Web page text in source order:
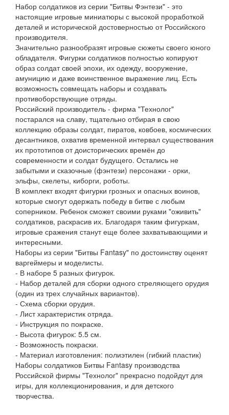
Набор солдатиков из серии "Битвы Фэнтези" - это
настоящие игровые миниатюры с высокой проработкой
деталей и исторической достоверностью от Российского
производителя.
Значительно разнообразят игровые сюжеты своего юного
обладателя. Фигурки солдатиков полностью копируют
образ солдат своей эпохи, их одежду, вооружение,
амуницию и даже воинственное выражение лиц. Есть
возможность совмещать наборы и создавать
противоборствующие отряды.
Российский производитель - фирма "Технолог"
постарался на славу, тщательно отбирая в свою
коллекцию образы солдат, пиратов, ковбоев, космических
десантников, охватив временной интервал существования
их прототипов от доисторических времён до
современности и солдат будущего. Остались не
забытыми и сказочные (фэнтези) персонажи - орки,
эльфы, скелеты, киборги, роботы.
В комплект входят фигурки грозных и опасных воинов,
которые смогут одержать победу в битве с любым
соперником. Ребенок сможет своими руками "оживить"
солдатиков, раскрасив их. Благодаря таким фигуркам,
игровые сражения станут еще более захватывающими и
интересными.
Наборы из серии "Битвы Fantasy" по достоинству оценят
варгеймеры и моделисты.
- В наборе 5 разных фигурок.
- Набор деталей для сборки одного стреляющего орудия
(один из трех случайных вариантов).
- Схема сборки орудия.
- Лист характеристик отряда.
- Инструкция по покраске.
- Высота фигурок: 5.5 см.
- Возможность покраски.
- Материал изготовления: полиэтилен (гибкий пластик)
Наборы солдатиков Битвы Fantasy производства
Российской фирмы "Технолог" прекрасно подойдут для
игры, для коллекционирования, и для детского
творчества.